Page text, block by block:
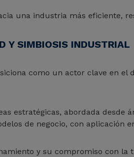
una industria más eficiente,
Y SIMBIOSIS INDUSTRIAL
como un actor clave en
estratégicas, abordada desde
de negocio, con aplicación
y su compromiso con